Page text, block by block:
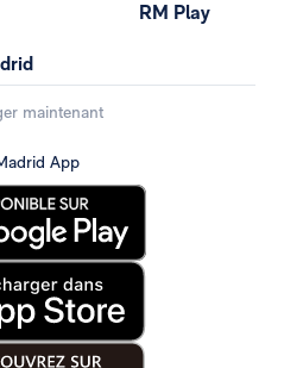
RM Play
maintenant
App